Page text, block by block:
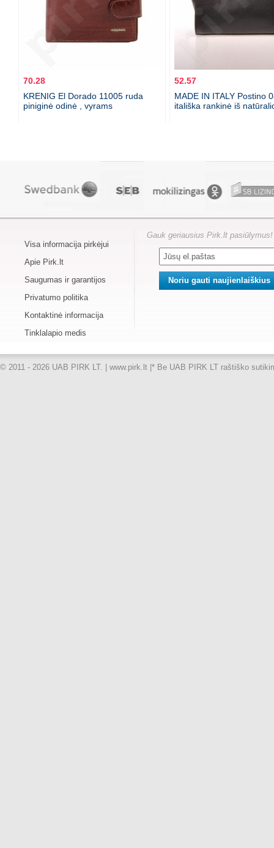
70.28
KRENIG El Dorado 11005 ruda
piniginė odinė , vyrams
52.57
MADE IN ITALY Postino
itališka rankinė iš
Visa informacija pirkėjui
Apie Pirk.lt
Saugumas ir garantijos
Privatumo politika
Kontaktinė informacija
Tinklalapio medis
Gauk geriausius Pirk.lt pasiūlymus!
© 2011 - 2026 UAB PIRK LT. | www.pirk.lt | * Be UAB PIRK LT raštiško